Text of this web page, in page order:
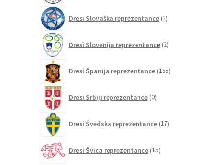
Dresi Slovaška reprezentance 2izdelka
Dresi Slovenija reprezentance 2izdelka
Dresi Španija reprezentance 155izdelkov
Dresi Srbiji reprezentance 0izdelkov
Dresi Švedska reprezentance 17izdelkov
Dresi Švica reprezentance 15izdelkov